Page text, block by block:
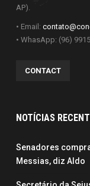
AP).
• Email:
• WhasApp: (96)
CONTACT
NOTÍCIAS
Senadores
Messias, diz Aldo